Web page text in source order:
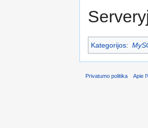
Kategorijos:
Privatumo politika Apie